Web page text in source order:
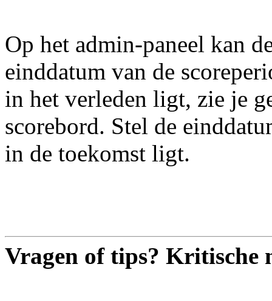
Op het admin-paneel kan
einddatum van de
in het verleden ligt, zie je
scorebord. Stel de
in de toekomst ligt.
Vragen of tips? Kritische